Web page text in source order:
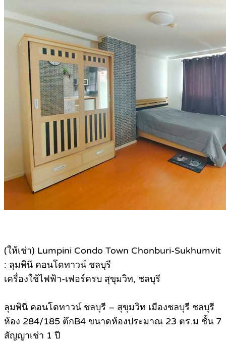
(ให้เช่า) Lumpini Condo Town Chonburi-Sukhumvit
: ลุมพินี คอนโดทาวน์ ชลบุรี
เครื่องใช้ไฟฟ้า-เฟอร์ครบ สุขุมวิท, ชลบุรี
ลุมพินี คอนโดทาวน์ ชลบุรี – สุขุมวิท เมืองชลบุรี ชลบุรี
ห้อง 284/185 ตึกB4 ขนาดห้องประมาณ 23 ตร.ม ชั้น 7
สัญญาเช่า 1 ปี